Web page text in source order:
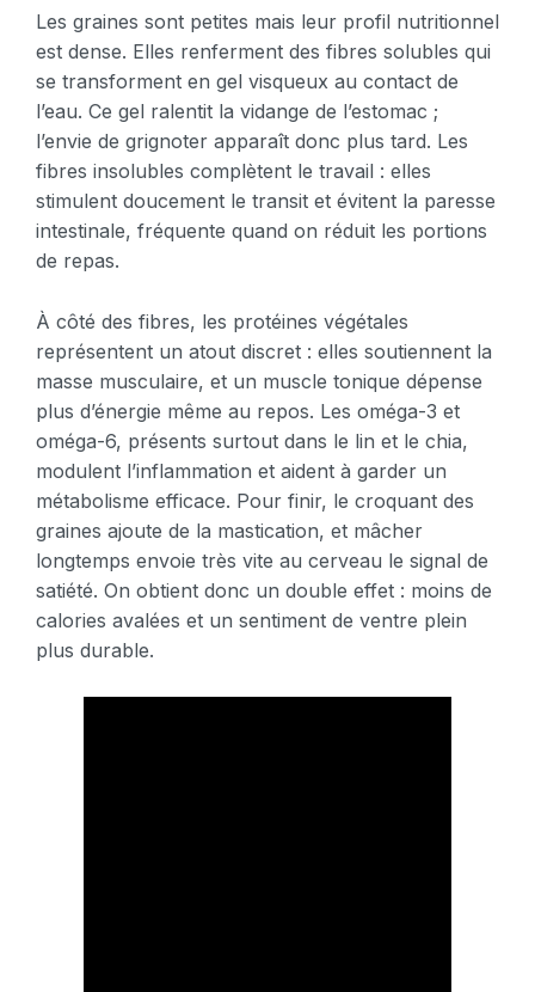
Les graines sont petites mais leur profil nutritionnel
est dense. Elles renferment des fibres solubles qui
se transforment en gel visqueux au contact de
l’eau. Ce gel ralentit la vidange de l’estomac ;
l’envie de grignoter apparaît donc plus tard. Les
fibres insolubles complètent le travail : elles
stimulent doucement le transit et évitent la paresse
intestinale, fréquente quand on réduit les portions
de repas.
À côté des fibres, les protéines végétales
représentent un atout discret : elles soutiennent la
masse musculaire, et un muscle tonique dépense
plus d’énergie même au repos. Les oméga-3 et
oméga-6, présents surtout dans le lin et le chia,
modulent l’inflammation et aident à garder un
métabolisme efficace. Pour finir, le croquant des
graines ajoute de la mastication, et mâcher
longtemps envoie très vite au cerveau le signal de
satiété. On obtient donc un double effet : moins de
calories avalées et un sentiment de ventre plein
plus durable.